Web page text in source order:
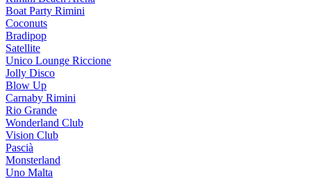
Boat Party Rimini
Coconuts
Bradipop
Satellite
Unico Lounge Riccione
Jolly Disco
Blow Up
Carnaby Rimini
Rio Grande
Wonderland Club
Vision Club
Pascià
Monsterland
Uno Malta